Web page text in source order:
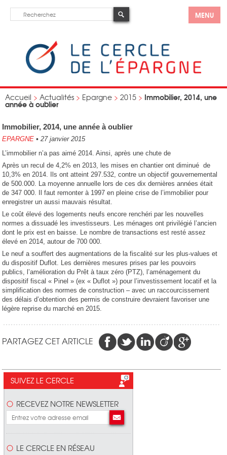
MENU
Accueil > Actualités > Epargne > 2015 > Immobilier, 2014, une
année à oublier
Immobilier, 2014, une année à oublier
EPARGNE • 27 janvier 2015
L’immobilier n’a pas aimé 2014. Ainsi, après une chute de
Après un recul de 4,2% en 2013, les mises en chantier ont diminué de
10,3% en 2014. Ils ont atteint 297.532, contre un objectif gouvernemental
de 500.000. La moyenne annuelle lors de ces dix dernières années était
de 347 000. Il faut remonter à 1997 en pleine crise de l’immobilier pour
enregistrer un aussi mauvais résultat.
Le coût élevé des logements neufs encore renchéri par les nouvelles
normes a dissuadé les investisseurs. Les ménages ont privilégié l’ancien
dont le prix est en baisse. Le nombre de transactions est resté assez
élevé en 2014, autour de 700 000.
Le neuf a souffert des augmentations de la fiscalité sur les plus-values et
du dispositif Duflot. Les dernières mesures prises par les pouvoirs
publics, l’amélioration du Prêt à taux zéro (PTZ), l’aménagement du
dispositif fiscal « Pinel » (ex « Duflot ») pour l’investissement locatif et la
simplification des normes de construction – avec un raccourcissement
des délais d’obtention des permis de construire devraient favoriser une
légère reprise du marché en 2015.
PARTAGEZ CET ARTICLE
SUIVEZ LE CERCLE
RECEVEZ NOTRE NEWSLETTER
LE CERCLE EN RÉSEAU